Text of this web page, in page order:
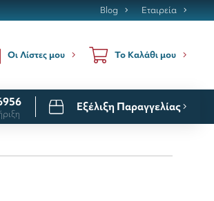
Blog Εταιρεία
Οι Λίστες μου Το Καλάθι μου
Εξέλιξη Παραγγελίας